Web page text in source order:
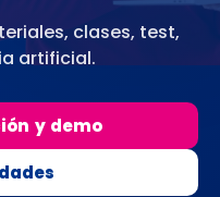
clases, test,
artificial.
y demo